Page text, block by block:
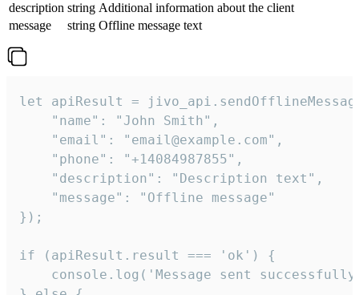
description string Additional information about the client
message
string Offline message text
let apiResult =
    "name": "John Smith",
    "email": "email@example.com",
    "phone": "+14084987855",
    "description": "Description text",
    "message": "Offline message"
});
if (apiResult.result === 'ok') {
console.log('Message sent